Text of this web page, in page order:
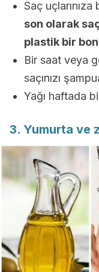
Saç
son olarak
plastik bir
Bir saat veya
saçınızı
Yağı haftada
3. Yumurta ve